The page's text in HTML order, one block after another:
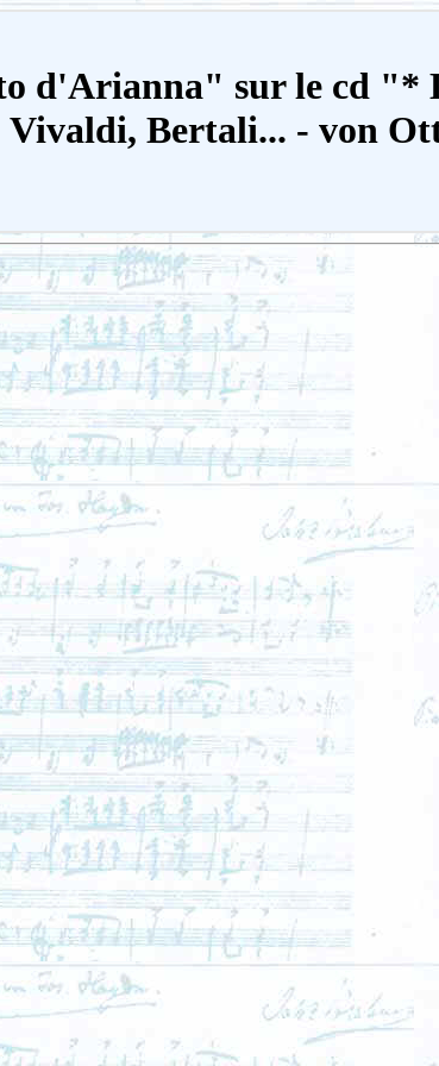
d'Arianna" sur le cd "*
Vivaldi, Bertali... - von